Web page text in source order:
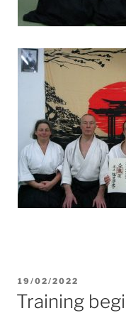
VERÖFFENTLICHT
AM
19/02/2022
Training